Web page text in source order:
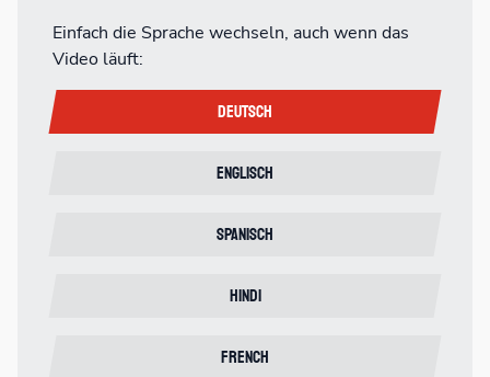
Einfach die Sprache wechseln, auch wenn das
Video läuft:
Deutsch
Englisch
Spanisch
Hindi
French